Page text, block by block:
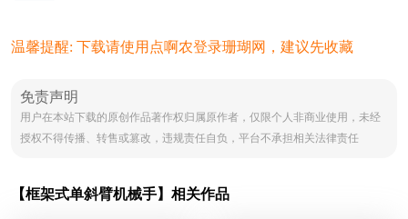
温馨提醒: 下载请使用点啊农登录珊瑚网，建议先收藏
免责声明
用户在本站下载的原创作品著作权归属原作者，仅限个人非商业使用，未经
授权不得传播、转售或篡改，违规责任自负，平台不承担相关法律责任
【框架式单斜臂机械手】相关作品